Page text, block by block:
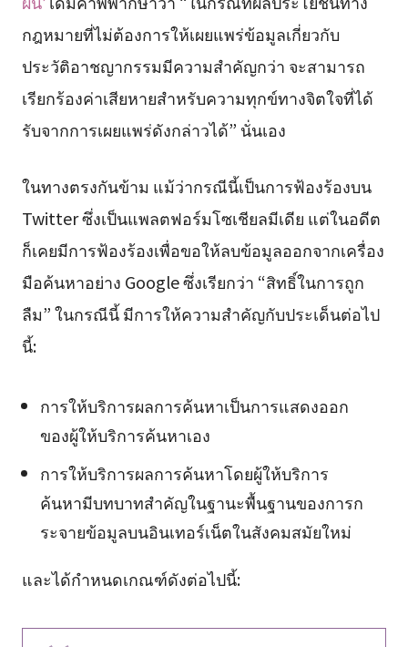
กฎหมายที่ไม่ต้องการให้เผยแพร่ข้อมูลเกี่ยวกับ
ประวัติอาชญากรรมมีความสำคัญกว่า จะสามารถ
เรียกร้องค่าเสียหายสำหรับความทุกข์ทางจิตใจที่ได้
รับจากการเผยแพร่ดังกล่าวได้” นั่นเอง
ในทางตรงกันข้าม แม้ว่ากรณีนี้เป็นการฟ้องร้องบน
Twitter ซึ่งเป็นแพลตฟอร์มโซเชียลมีเดีย แต่ในอดีต
ก็เคยมีการฟ้องร้องเพื่อขอให้ลบข้อมูลออกจากเครื่อง
มือค้นหาอย่าง Google ซึ่งเรียกว่า “สิทธิ์ในการถูก
ลืม” ในกรณีนี้ มีการให้ความสำคัญกับประเด็นต่อไป
นี้:
การให้บริการผลการค้นหาเป็นการแสดงออก
ของผู้ให้บริการค้นหาเอง
การให้บริการผลการค้นหาโดยผู้ให้บริการ
ค้นหามีบทบาทสำคัญในฐานะพื้นฐานของการก
ระจายข้อมูลบนอินเทอร์เน็ตในสังคมสมัยใหม่
และได้กำหนดเกณฑ์ดังต่อไปนี้: